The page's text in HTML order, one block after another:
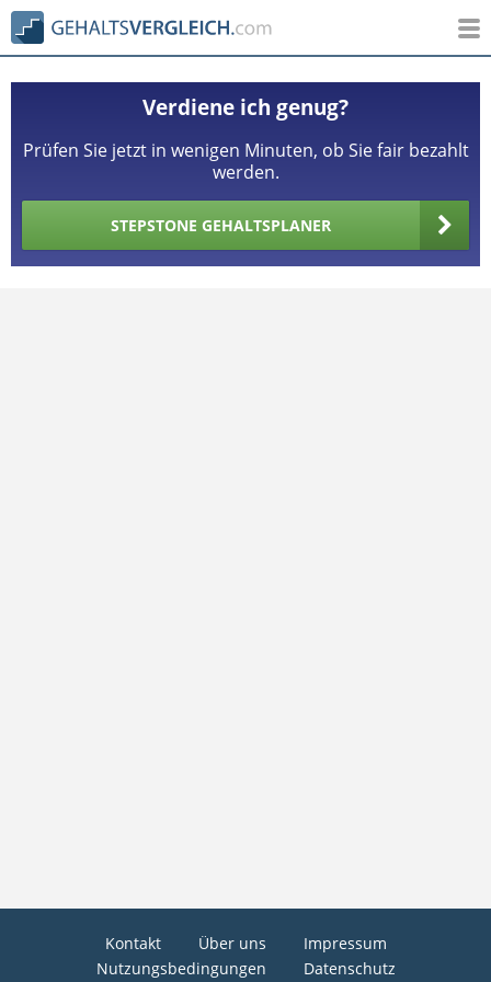
Verdiene ich genug?
Prüfen Sie jetzt in wenigen Minuten, ob Sie fair bezahlt
werden.
STEPSTONE GEHALTSPLANER
Kontakt Über uns
Impressum
Nutzungsbedingungen
Datenschutz